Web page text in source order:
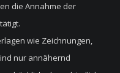
die Annahme der
wie Zeichnungen,
nur annähernd